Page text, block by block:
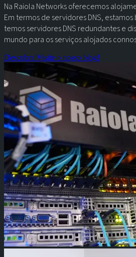
Na Raiola Networks oferecemos
Em termos de servidores DNS,
temos servidores DNS redundantes e
mundo para os serviços alojados
Descubra!Visite o nosso blog!